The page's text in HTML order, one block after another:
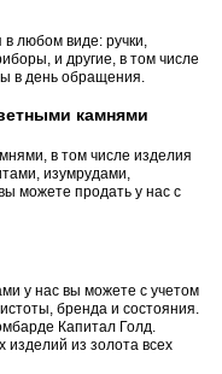
любом виде: ручки,
и другие, в том числе
в день обращения.
камнями
в том числе изделия
изумрудами,
можете продать у нас с
у нас вы можете с учетом
бренда и состояния.
Капитал Голд.
изделий из золота всех